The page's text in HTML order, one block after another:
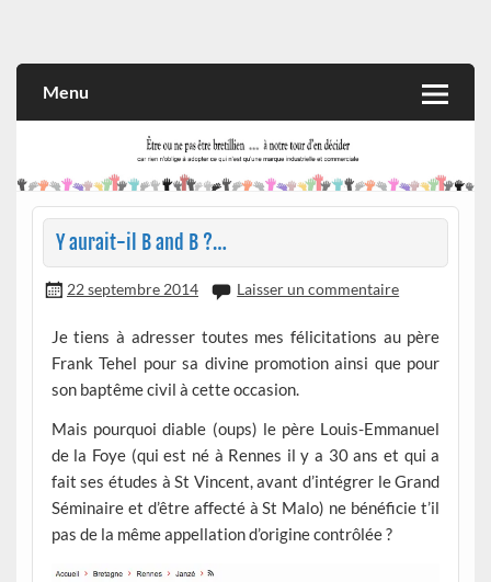
et commerciale
Menu
Y aurait-il B and B ?…
22 septembre 2014 Laisser un commentaire
Je tiens à adresser toutes mes félicitations au père
Frank Tehel pour sa divine promotion ainsi que pour
son baptême civil à cette occasion.
Mais pourquoi diable (oups) le père Louis-Emmanuel
de la Foye (qui est né à Rennes il y a 30 ans et qui a
fait ses études à St Vincent, avant d’intégrer le Grand
Séminaire et d’être affecté à St Malo) ne bénéficie t’il
pas de la même appellation d’origine contrôlée ?